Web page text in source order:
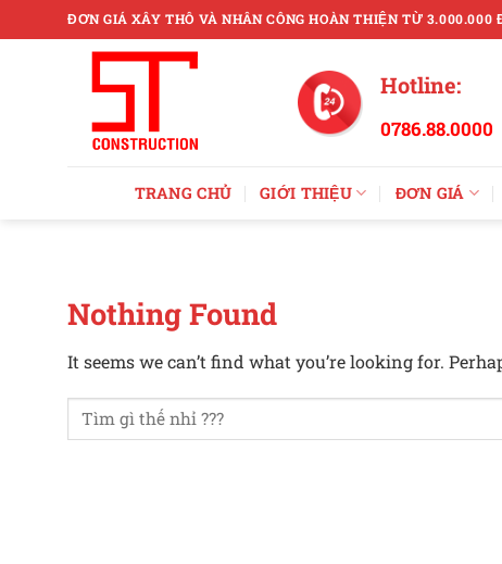
to
ĐƠN GIÁ XÂY THÔ VÀ NHÂN CÔNG HOÀN THIỆN TỪ 3.000.000
Hotline:
0786.88.0000
TRANG CHỦ GIỚI THIỆU ĐƠN GIÁ
Nothing Found
It seems we can’t find what you’re looking for.